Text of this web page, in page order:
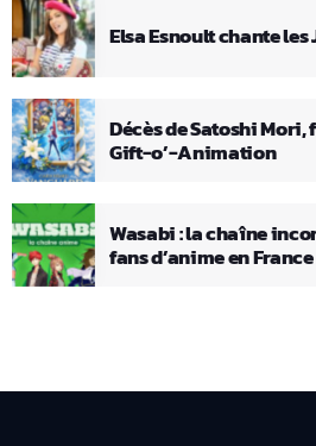
Elsa Esnoult chante les
Décès de Satoshi
Gift-o’-Animation
Wasabi : la chaîne
fans d’anime en France